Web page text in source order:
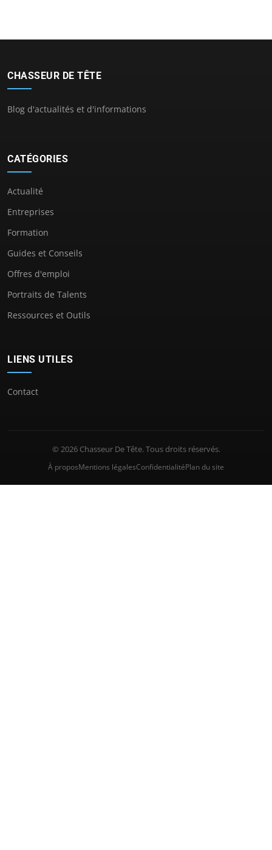
CHASSEUR DE TÊTE
Blog d'actualités et d'informations
CATÉGORIES
Actualité
Entreprises
Formation
Guides et Conseils
Offres d'emploi
Portraits de Talents
Ressources et Outils
LIENS UTILES
Contact
© 2026 Chasseur De Tête. Tous droits réservés.
À proposMentions légalesConfidentialitéPlan du site